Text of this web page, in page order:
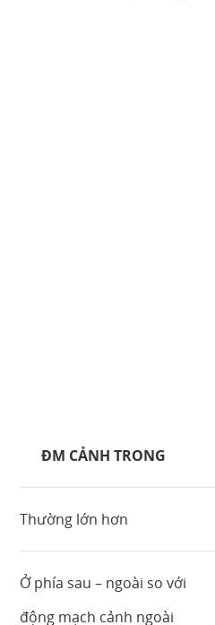
ĐM CẢNH TRONG
Thường lớn hơn
Ở phía sau – ngoài so với
động mạch cảnh ngoài